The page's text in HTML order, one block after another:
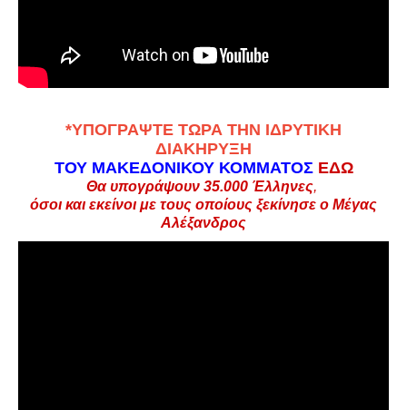
*ΥΠΟΓΡΑΨΤΕ ΤΩΡΑ ΤΗΝ ΙΔΡΥΤΙΚΗ
ΔΙΑΚΗΡΥΞΗ
ΤΟΥ ΜΑΚΕΔΟΝΙΚΟΥ ΚΟΜΜΑΤΟΣ ΕΔΩ
Θα υπογράψουν 35.000 Έλληνες,
όσοι και εκείνοι με τους οποίους ξεκίνησε ο Μέγας
Αλέξανδρος